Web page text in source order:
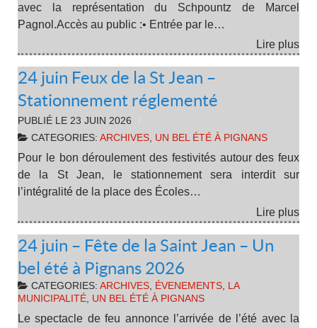
avec la représentation du Schpountz de Marcel
Pagnol.Accès au public :• Entrée par le…
Lire plus
24 juin Feux de la St Jean –
Stationnement réglementé
PUBLIÉ LE 23 JUIN 2026
CATEGORIES: ARCHIVES, UN BEL ÉTÉ À PIGNANS
Pour le bon déroulement des festivités autour des feux
de la St Jean, le stationnement sera interdit sur
l’intégralité de la place des Écoles…
Lire plus
24 juin – Fête de la Saint Jean – Un
bel été à Pignans 2026
CATEGORIES: ARCHIVES ÉVENEMENTS
LA
MUNICIPALITÉ UN BEL ÉTÉ À PIGNANS
Le spectacle de feu annonce l’arrivée de l’été avec la